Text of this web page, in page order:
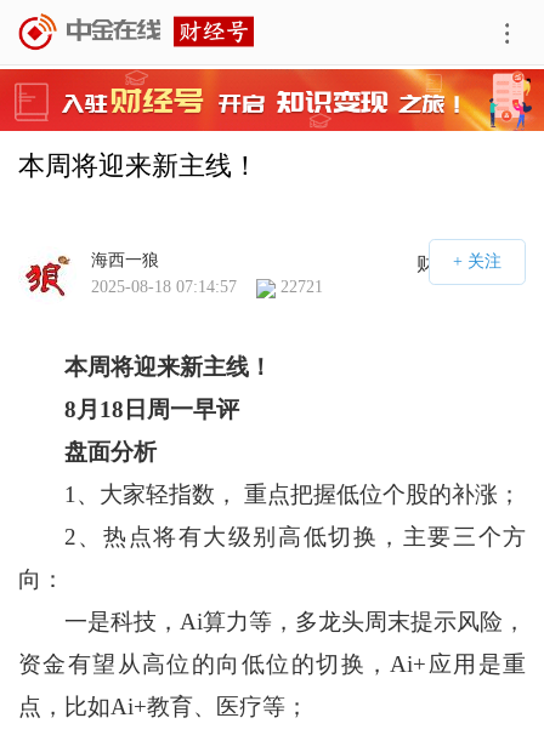
本周将迎来新主线！
财经号APP
海西一狼
2025-08-18 07:14:57
22721
本周将迎来新主线！
8月 18 日周一早评
盘面分析
1、大家轻指数， 重点把握低位个股的补涨；
2、热点将有大级别高低切换，主要三个方
向：
一是科技，Ai算力等，多龙头周末提示风险，
资金有望从高位的向低位的切换，Ai+应用是重
点，比如Ai+教育、医疗等；